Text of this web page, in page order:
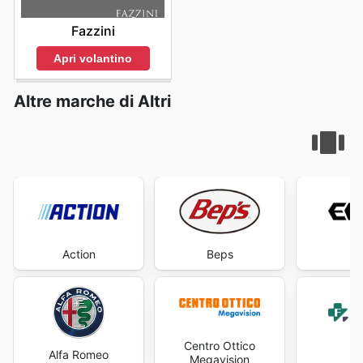
Fazzini
Apri volantino
Altre marche di Altri
Action
Alfa Romeo
Beps
Centro Ottico
Megavision